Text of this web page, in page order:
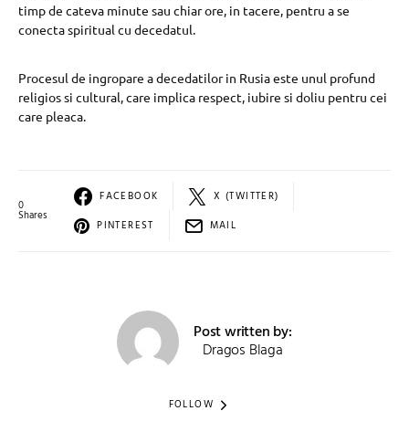
timp de cateva minute sau chiar ore, in tacere, pentru a se
conecta spiritual cu decedatul.
Procesul de ingropare a decedatilor in Rusia este unul profund
religios si cultural, care implica respect, iubire si doliu pentru cei
care pleaca.
0
Shares
FACEBOOK
X (TWITTER)
PINTEREST
MAIL
Post written by:
Dragos Blaga
FOLLOW